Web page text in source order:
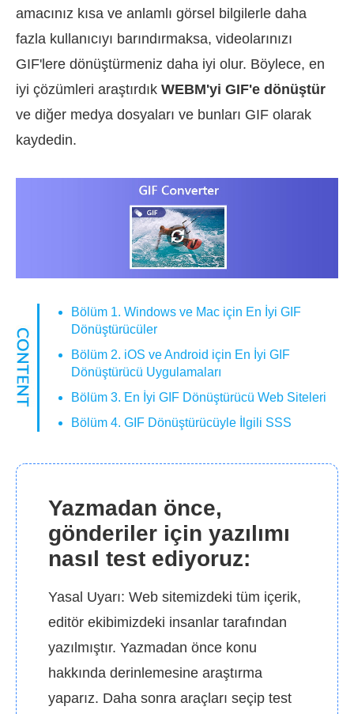
amacınız kısa ve anlamlı görsel bilgilerle daha
fazla kullanıcıyı barındırmaksa, videolarınızı
GIF'lere dönüştürmeniz daha iyi olur. Böylece, en
iyi çözümleri araştırdık WEBM'yi GIF'e dönüştür
ve diğer medya dosyaları ve bunları GIF olarak
kaydedin.
Bölüm 1. Windows ve Mac için En İyi GIF
Dönüştürücüler
Bölüm 2. iOS ve Android için En İyi GIF
Dönüştürücü Uygulamaları
Bölüm 3. En İyi GIF Dönüştürücü Web Siteleri
Bölüm 4. GIF Dönüştürücüyle İlgili SSS
Yazmadan önce,
gönderiler için yazılımı
nasıl test ediyoruz:
Yasal Uyarı: Web sitemizdeki tüm içerik,
editör ekibimizdeki insanlar tarafından
yazılmıştır. Yazmadan önce konu
hakkında derinlemesine araştırma
yaparız. Daha sonra araçları seçip test